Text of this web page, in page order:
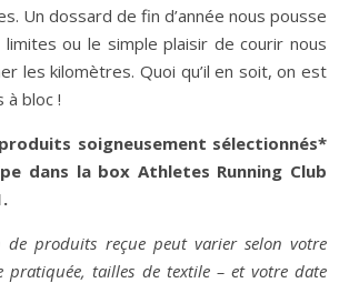
Un dossard de fin d’année nous pousse
limites ou le simple plaisir de courir nous
les kilomètres. Quoi qu’il en soit, on est
bloc !
soigneusement sélectionnés*
dans la box Athletes Running Club
de produits reçue peut varier selon votre
pratiquée, tailles de textile – et votre date